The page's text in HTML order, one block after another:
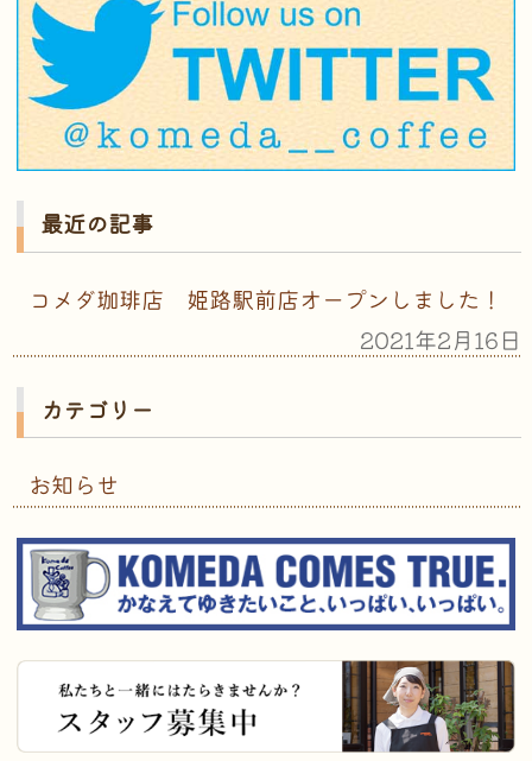
最近の記事
コメダ珈琲店 姫路駅前店オープンしました！
2021年2月16日
カテゴリー
お知らせ